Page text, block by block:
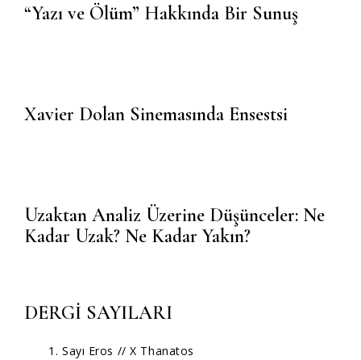
DERGİ SAYILARI
1. Sayı Eros // X Thanatos
“Yazı ve Ölüm” Hakkında Bir Sunuş
Xavier Dolan Sinemasında Ensestsi
Uzaktan Analiz Üzerine Düşünceler: Ne
Kadar Uzak? Ne Kadar Yakın?